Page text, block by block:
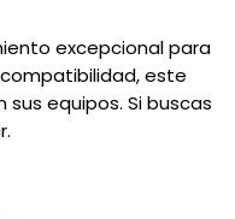
excepcional para
compatibilidad, este
equipos. Si buscas